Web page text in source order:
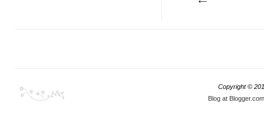
Copyright ©
Blog at Blogger.com